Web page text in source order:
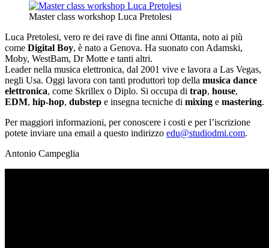
Master class workshop Luca Pretolesi
Luca Pretolesi, vero re dei rave di fine anni Ottanta, noto ai più
come Digital Boy, è nato a Genova. Ha suonato con Adamski,
Moby, WestBam, Dr Motte e tanti altri.
Leader nella musica elettronica, dal 2001 vive e lavora a Las Vegas,
negli Usa. Oggi lavora con tanti produttori top della musica dance
elettronica, come Skrillex o Diplo. Si occupa di trap, house,
EDM, hip-hop, dubstep e insegna tecniche di mixing e mastering.
Per maggiori informazioni, per conoscere i costi e per l’iscrizione
potete inviare una email a questo indirizzo edu@studiodmi.com.
Antonio Campeglia